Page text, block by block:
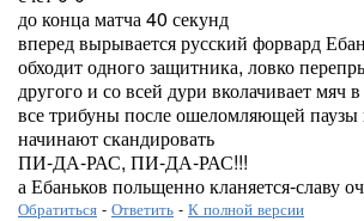
до конца матча 40 секунд
вперед вырывается русский форвард
обходит одного защитника, ловко
другого и со всей дури вколачивает мяч
все трибуны после ошеломляющей паузы
начинают скандировать
ПИ-ДА-РАС, ПИ-ДА-РАС!!!
а Ебаньков польщенно кланяется-славу
Обратиться - Ответить - К полной версии